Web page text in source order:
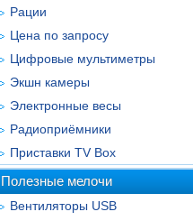
Рации
Цена по запросу
Цифровые мультиметры
Экшн камеры
Электронные весы
Радиоприёмники
Приставки TV Box
Полезные мелочи
Вентиляторы USB